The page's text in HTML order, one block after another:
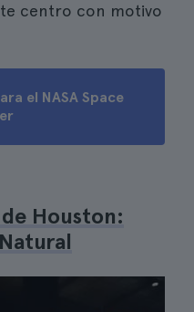
centro con motivo
el NASA Space
Houston: